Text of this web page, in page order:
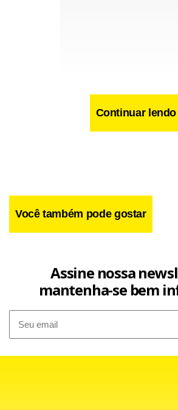
1976, Norma foi Malvina, mulher de
reapareceu em Celebridade, novela da
Gertrudes, esposa do comendador. Já
cargo de Leopoldo Pacheco, em
titular: “Ele é ótimo!”
Continuar lendo
Você também pode gostar
Assine nossa
mantenha-se bem